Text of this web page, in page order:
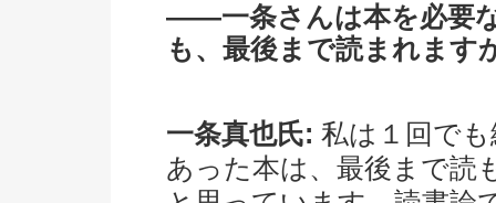
――一条さんは本を必要
も、最後まで読まれます
一条真也氏: 私は１回で
あった本は、最後まで読